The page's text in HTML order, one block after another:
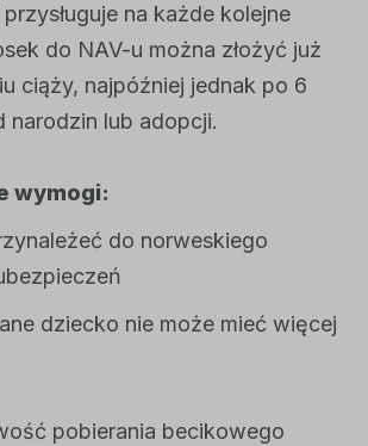
na każde kolejne
do NAV-u można złożyć już
ciąży, najpóźniej jednak po 6
narodzin lub adopcji.
wymogi:
do norweskiego
dziecko nie może mieć więcej
pobierania becikowego